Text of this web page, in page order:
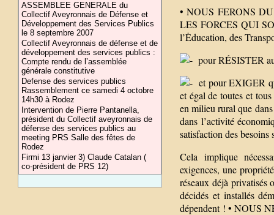
ASSEMBLEE GENERALE du
Collectif Aveyronnais de Défense et
Développement des Services Publics
le 8 septembre 2007
Collectif Aveyronnais de défense et de
développement des services publics :
Compte rendu de l’assemblée
générale constitutive
Defense des services publics
Rassemblement ce samedi 4 octobre
14h30 à Rodez
Intervention de Pierre Pantanella,
président du Collectif aveyronnais de
défense des services publics au
meeting PRS Salle des fêtes de
Rodez
Firmi 13 janvier 3) Claude Catalan (
co-président de PRS 12)
• NOUS FERONS
LES FORCES QUI
l’Ėducation, des
pour RÉSISTER
et pour EXIGER
et égal de toutes et
en milieu rural que
dans l’activité
satisfaction des besoins
Cela implique
exigences, une
réseaux déjà privatisés
décidés et installés
dépendent ! • NOUS